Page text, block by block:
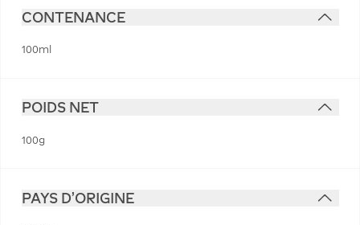
CONTENANCE
100ml
POIDS NET
100g
PAYS D'ORIGINE